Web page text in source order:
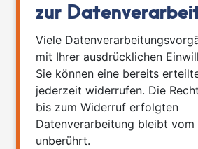
zur
Viele
mit Ihrer ausdrücklichen
Sie können eine bereits
jederzeit widerrufen. Die
bis zum Widerruf erfolgten
Datenverarbeitung bleibt vom
unberührt.